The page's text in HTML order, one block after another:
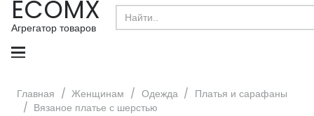
ECOMX
Агрегатор товаров
Search
for:
Главная / Женщинам / Одежда / Платья и сарафаны
/ Вязаное платье с шерстью